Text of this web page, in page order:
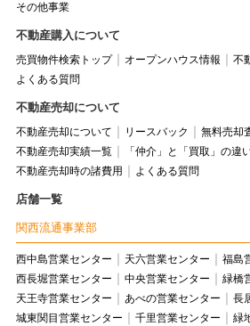
その他事業
不動産購入について
売買物件検索トップ オープンハウス情報
不
よくある質問
不動産売却について
不動産売却について リースバック
無料売却
不動産売却実績一覧
「仲介」と「買取」の違
不動産売却時の諸費用
よくある質問
店舗一覧
関西流通事業部
西中島営業センター 天六営業センター
福島
西長堀営業センター
中央営業センター
緑橋
天王寺営業センター
あべの営業センター
長
城東関目営業センター
千里営業センター
緑